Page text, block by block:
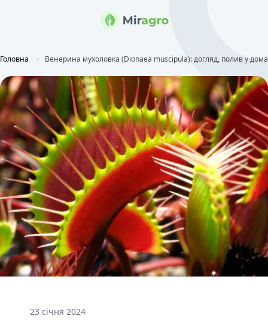
Головна Венерина мухоловка (Dionaea muscipula): догляд, полив у
23 січня 2024